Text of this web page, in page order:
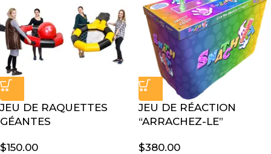
JEU DE RAQUETTES
GÉANTES
$150.00
JEU DE RÉACTION
“ARRACHEZ-LE”
$380.00